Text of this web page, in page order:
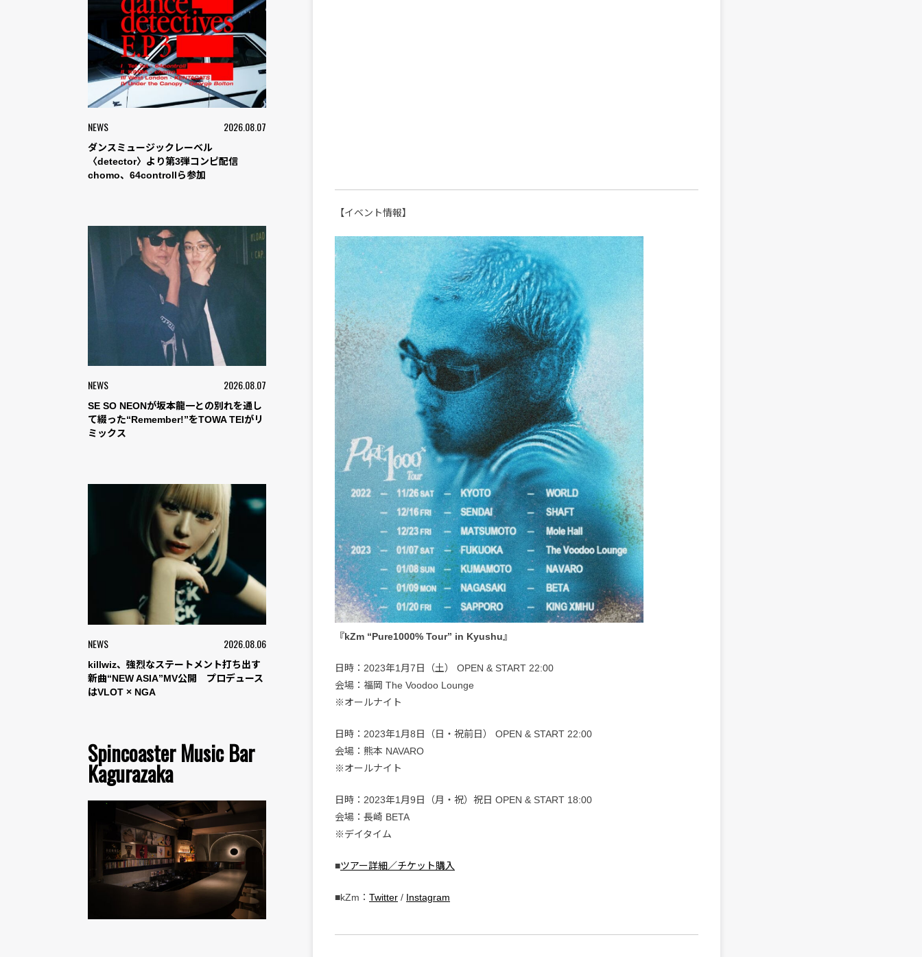
NEWS 2026.08.07
ダンスミュージックレーベル
〈detector〉より第3弾コンピ配信
chomo、64controllら参加
NEWS 2026.08.07
SE SO NEONが坂本龍一との別れを通し
て綴った“Remember!”をTOWA TEIがリ
ミックス
NEWS 2026.08.06
killwiz、強烈なステートメント打ち出す
新曲“NEW ASIA”MV公開 プロデュース
はVLOT × NGA
Spincoaster Music Bar
Kagurazaka
【イベント情報】
『kZm “Pure1000% Tour” in Kyushu』
日時：2023年1月7日（土） OPEN & START 22:00
会場：福岡 The Voodoo Lounge
※オールナイト
日時：2023年1月8日（日・祝前日） OPEN & START 22:00
会場：熊本 NAVARO
※オールナイト
日時：2023年1月9日（月・祝）祝日 OPEN & START 18:00
会場：長崎 BETA
※デイタイム
■ツアー詳細／チケット購入
■kZm： Twitter / Instagram